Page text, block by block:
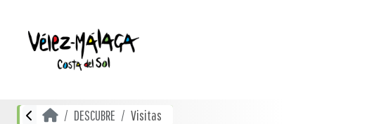
DESCUBRE Visitas